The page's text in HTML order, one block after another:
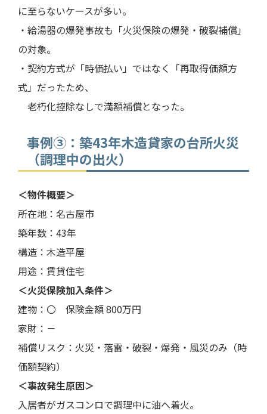
に至らないケースが多い。
・給湯器の爆発事故も「火災保険の爆発・破裂補償」
の対象。
・契約方式が「時価払い」ではなく「再取得価額方
式」だったため、
老朽化控除なしで満額補償となった。
事例③：築43年木造貸家の台所火災
（調理中の出火）
＜物件概要＞
所在地：名古屋市
築年数：43年
構造：木造平屋
用途：賃貸住宅
＜火災保険加入条件＞
建物：〇 保険金額 800万円
家財：－
補償リスク：火災・落雷・破裂・爆発・風災のみ（時
価額契約）
＜事故発生原因＞
入居者がガスコンロで調理中に油へ着火。